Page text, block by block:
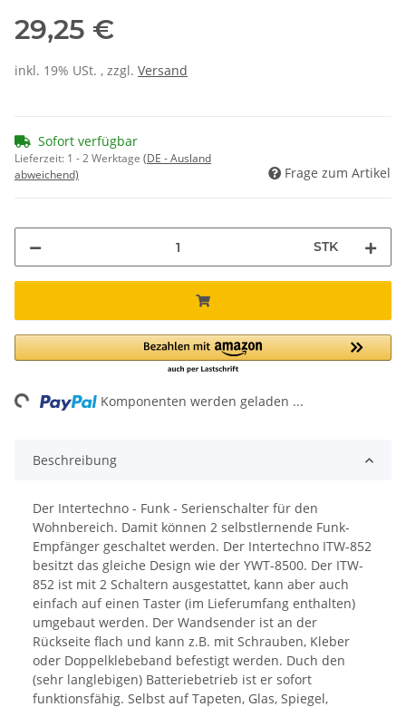
29,25 €
inkl. 19% USt. , zzgl. Versand
Sofort verfügbar
Lieferzeit: 1 - 2 Werktage (DE - Ausland
abweichend)
Frage zum Artikel
STK
Komponenten werden geladen ...
Beschreibung
Der Intertechno - Funk - Serienschalter für den
Wohnbereich. Damit können 2 selbstlernende Funk-
Empfänger geschaltet werden. Der Intertechno ITW-852
besitzt das gleiche Design wie der YWT-8500. Der ITW-
852 ist mit 2 Schaltern ausgestattet, kann aber auch
einfach auf einen Taster (im Lieferumfang enthalten)
umgebaut werden. Der Wandsender ist an der
Rückseite flach und kann z.B. mit Schrauben, Kleber
oder Doppelklebeband befestigt werden. Duch den
(sehr langlebigen) Batteriebetrieb ist er sofort
funktionsfähig. Selbst auf Tapeten, Glas, Spiegel,